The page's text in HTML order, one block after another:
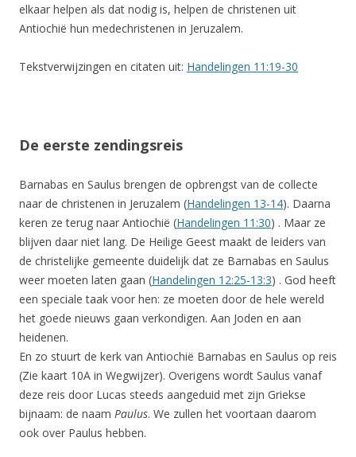
elkaar helpen als dat nodig is, helpen de christenen uit
Antiochië hun medechristenen in Jeruzalem.
Tekstverwijzingen en citaten uit: Handelingen 11:19-30
De eerste zendingsreis
Barnabas en Saulus brengen de opbrengst van de collecte
naar de christenen in Jeruzalem (Handelingen 13-14). Daarna
keren ze terug naar Antiochië (Handelingen 11:30) . Maar ze
blijven daar niet lang. De Heilige Geest maakt de leiders van
de christelijke gemeente duidelijk dat ze Barnabas en Saulus
weer moeten laten gaan (Handelingen 12:25-13:3) . God heeft
een speciale taak voor hen: ze moeten door de hele wereld
het goede nieuws gaan verkondigen. Aan Joden en aan
heidenen.
En zo stuurt de kerk van Antiochië Barnabas en Saulus op reis
(Zie kaart 10A in Wegwijzer). Overigens wordt Saulus vanaf
deze reis door Lucas steeds aangeduid met zijn Griekse
bijnaam: de naam Paulus. We zullen het voortaan daarom
ook over Paulus hebben.